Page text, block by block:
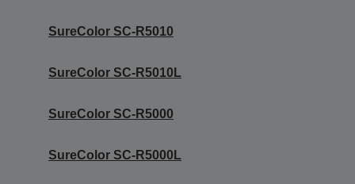
SureColor SC-R5010
SureColor SC-R5010L
SureColor SC-R5000
SureColor SC-R5000L